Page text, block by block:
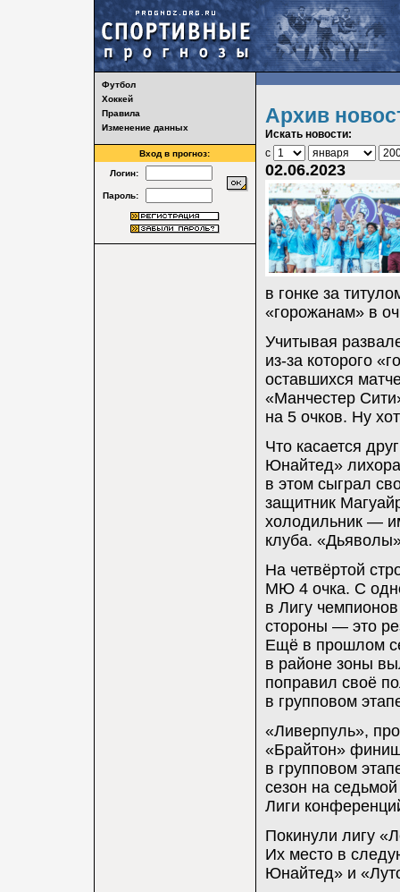
Футбол
Хоккей
Правила
Изменение данных
Вход в прогноз:
Логин:
Пароль:
Архив
Искать новости:
с
02.06.2023
в гонке за
«горожанам» в
Учитывая
из-за которого
оставшихся
«Манчестер
на 5 очков. Ну
Что касается
Юнайтед»
в этом сыграл
защитник
холодильник —
клуба.
На четвёртой
МЮ 4 очка. С
в Лигу
стороны — это
Ещё в прошлом
в районе зоны
поправил своё
в групповом
«Ливерпуль»,
«Брайтон»
в групповом
сезон на
Лиги
Покинули лигу
Их место в
Юнайтед» и